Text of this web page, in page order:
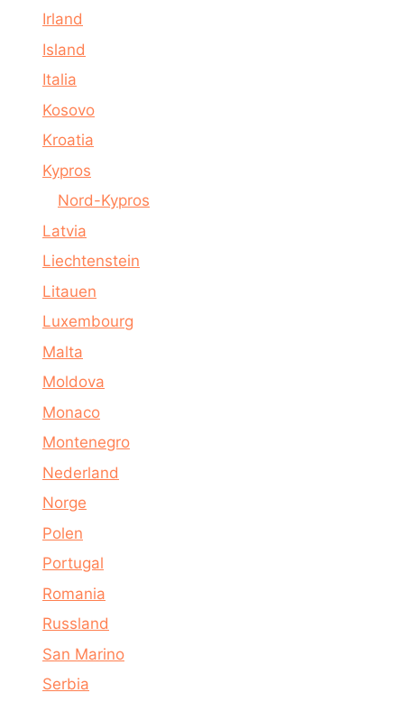
Irland
Island
Italia
Kosovo
Kroatia
Kypros
Nord-Kypros
Latvia
Liechtenstein
Litauen
Luxembourg
Malta
Moldova
Monaco
Montenegro
Nederland
Norge
Polen
Portugal
Romania
Russland
San Marino
Serbia